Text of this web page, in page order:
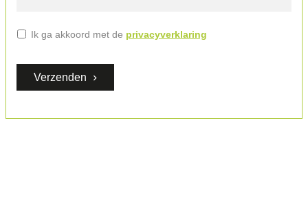
Algemene
Ik ga akkoord met de privacyverklaring
Verzenden